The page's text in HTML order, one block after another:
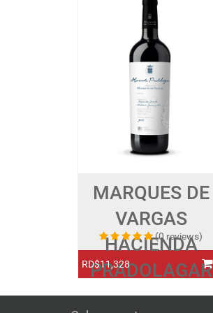
MARQUES DE
VARGAS
HACIENDA
PRADOLAGAR
(0 reviews)
RD$11,328